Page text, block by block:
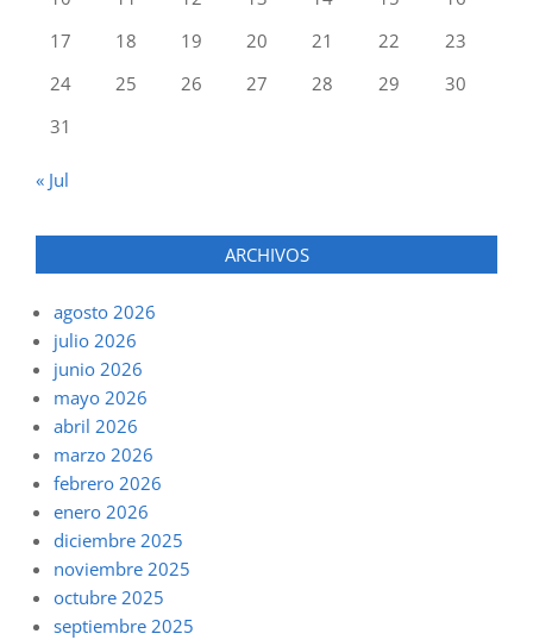
17
18 19 20 21 22
23
24
25 26 27 28 29
30
31
« Jul
ARCHIVOS
agosto 2026
julio 2026
junio 2026
mayo 2026
abril 2026
marzo 2026
febrero 2026
enero 2026
diciembre 2025
noviembre 2025
octubre 2025
septiembre 2025